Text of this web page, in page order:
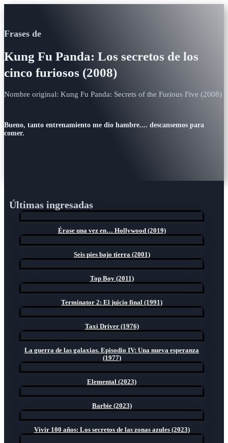
Frases de
Kung Fu Panda: Los secretos de los
cinco furiosos (2008)
Nombre original: Kung Fu Panda: Secrets of the Furious Five (2008)
Bueno, tanto entrenamiento me dio hambre.... descansemos para
comer.
Últimas ingresadas
Érase una vez en… Hollywood (2019)
Seis pies bajo tierra (2001)
Top Boy (2011)
Terminator 2: El juicio final (1991)
Taxi Driver (1976)
La guerra de las galaxias. Episodio IV: Una nueva esperanza
(1977)
Elemental (2023)
Barbie (2023)
Vivir 100 años: Los secretos de las zonas azules (2023)